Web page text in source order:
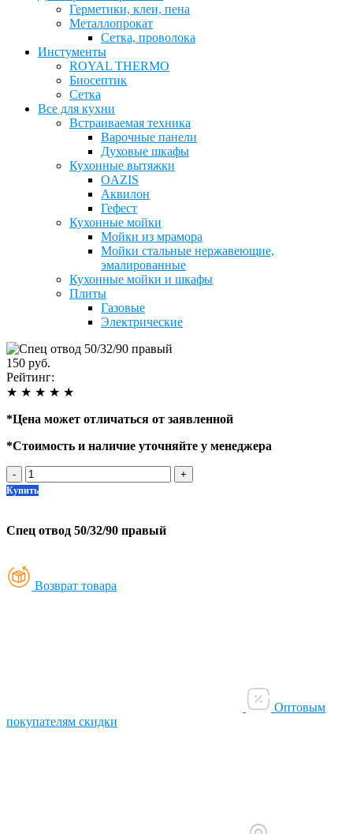
Герметики, клеи, пена
Металлопрокат
Сетка, проволока
Инстументы
ROYAL THERMO
Биосептик
Сетка
Все для кухни
Встраиваемая техника
Варочные панели
Духовые шкафы
Кухонные вытяжки
OAZIS
Аквилон
Гефест
Кухонные мойки
Мойки из мрамора
Мойки стальные нержавеющие,
эмалированные
Кухонные мойки и шкафы
Плиты
Газовые
Электрические
150 руб.
Рейтинг:
★ ★ ★ ★ ★
*Цена может отличаться от заявленной
*Стоимость и наличие уточняйте у менеджера
- +
Купить
Спец отвод 50/32/90 правый
Возврат товара
Оптовым
покупателям скидки